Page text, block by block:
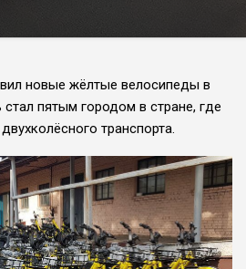
новые жёлтые велосипеды в
пятым городом в стране, где
транспорта.